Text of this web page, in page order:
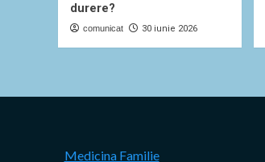
durere?
comunicat 30 iunie 2026
Medicina Familie